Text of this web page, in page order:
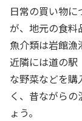
日常の買い物
が、地元の食料
魚介類は岩館漁
近隣には道の駅
な野菜などを購
く、昔ながら
ょう。